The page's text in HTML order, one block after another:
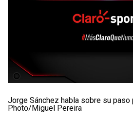
Jorge Sánchez habla sobre su paso
Photo/Miguel Pereira